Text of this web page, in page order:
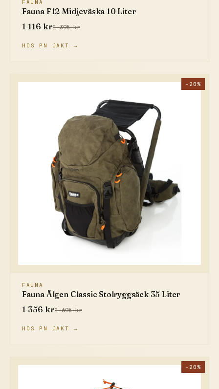
FAUNA
Fauna F12 Midjeväska 10 Liter
1 116 kr1 395 kr
HOS PN JAKT →
−20%
FAUNA
Fauna Älgen Classic Stolryggsäck 35 Liter
1 356 kr1 695 kr
HOS PN JAKT →
−20%